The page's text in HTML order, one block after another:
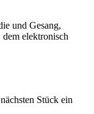
und Gesang,
elektronisch
Stück ein